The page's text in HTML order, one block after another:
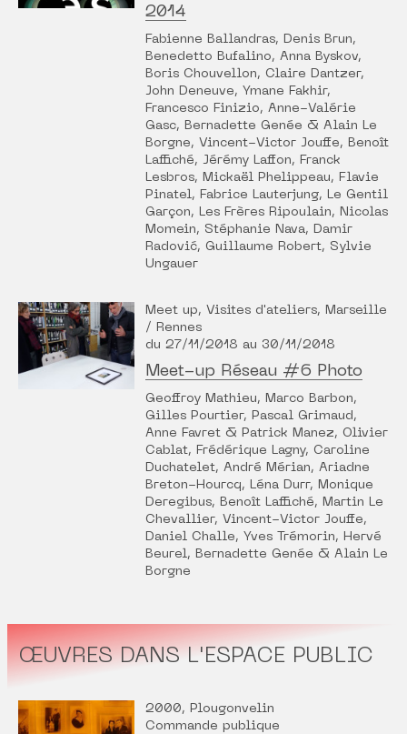
2014
Fabienne Ballandras, Denis Brun,
Benedetto Bufalino, Anna Byskov,
Boris Chouvellon, Claire Dantzer,
John Deneuve, Ymane Fakhir,
Francesco Finizio, Anne-Valérie
Gasc, Bernadette Genée & Alain Le
Borgne, Vincent-Victor Jouffe, Benoît
Laffiché, Jérémy Laffon, Franck
Lesbros, Mickaël Phelippeau, Flavie
Pinatel, Fabrice Lauterjung, Le Gentil
Garçon, Les Frères Ripoulain, Nicolas
Momein, Stéphanie Nava, Damir
Radović, Guillaume Robert, Sylvie
Ungauer
Meet up, Visites d'ateliers, Marseille
/ Rennes
du 27/11/2018 au 30/11/2018
Meet-up Réseau #6 Photo
Geoffroy Mathieu, Marco Barbon,
Gilles Pourtier, Pascal Grimaud,
Anne Favret & Patrick Manez, Olivier
Cablat, Frédérique Lagny, Caroline
Duchatelet, André Mérian, Ariadne
Breton-Hourcq, Léna Durr, Monique
Deregibus, Benoît Laffiché, Martin Le
Chevallier, Vincent-Victor Jouffe,
Daniel Challe, Yves Trémorin, Hervé
Beurel, Bernadette Genée & Alain Le
Borgne
ŒUVRES DANS L'ESPACE PUBLIC
2000, Plougonvelin
Commande publique